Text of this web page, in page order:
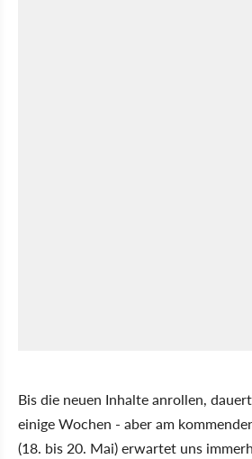
Bis die neuen Inhalte anrollen,
einige Wochen - aber am
(18. bis 20. Mai) erwartet uns